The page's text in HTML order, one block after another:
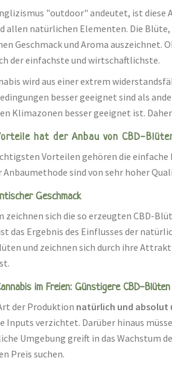
"outdoor" andeutet, ist
allen natürlichen Elementen. Die
Geschmack und Aroma
der einfachste und wirtschaftlichste.
wird aus einer extrem
besser geeignet sind als
Klimazonen besser geeignet ist.
hat der Anbau von CBD-
Vorteilen gehören die einfache
Anbaumethode sind von sehr hoher
Geschmack
zeichnen sich die so erzeugten CBD-
das Ergebnis des Einflusses der
und zeichnen sich durch ihre
im Freien: Günstigere CBD-Blüten
der Produktion natürlich und
Inputs verzichtet. Darüber hinaus
Umgebung greift in das Wachstum
Preis suchen.